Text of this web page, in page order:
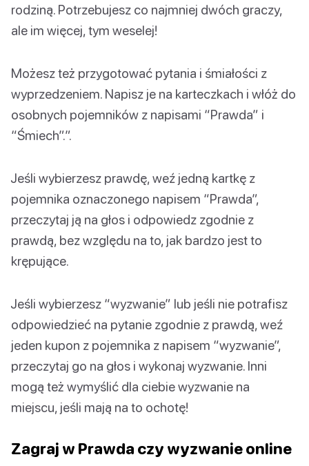
rodziną. Potrzebujesz co najmniej dwóch graczy,
ale im więcej, tym weselej!
Możesz też przygotować pytania i śmiałości z
wyprzedzeniem. Napisz je na karteczkach i włóż do
osobnych pojemników z napisami “Prawda” i
“Śmiech”.”.
Jeśli wybierzesz prawdę, weź jedną kartkę z
pojemnika oznaczonego napisem “Prawda”,
przeczytaj ją na głos i odpowiedz zgodnie z
prawdą, bez względu na to, jak bardzo jest to
krępujące.
Jeśli wybierzesz “wyzwanie” lub jeśli nie potrafisz
odpowiedzieć na pytanie zgodnie z prawdą, weź
jeden kupon z pojemnika z napisem “wyzwanie”,
przeczytaj go na głos i wykonaj wyzwanie. Inni
mogą też wymyślić dla ciebie wyzwanie na
miejscu, jeśli mają na to ochotę!
Zagraj w Prawda czy wyzwanie online